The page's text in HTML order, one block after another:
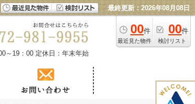
最終更新：2026年08月08日
00件
最近見た物件
00件
検討リスト
～19：00 定休日：年末年始